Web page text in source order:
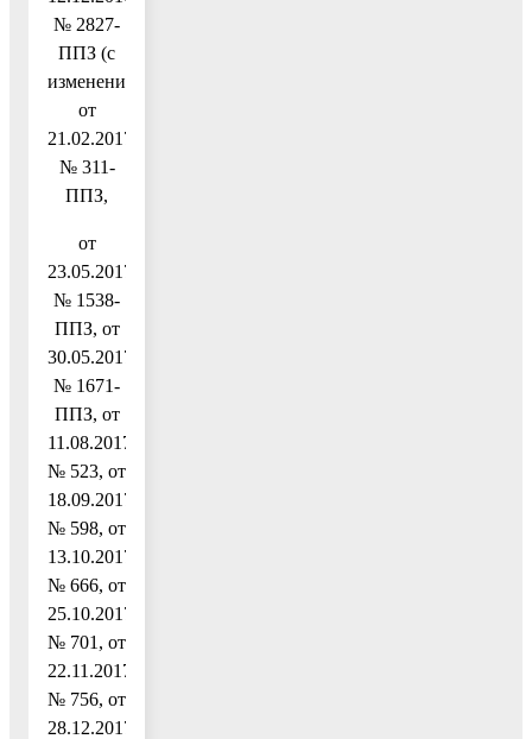
№ 2827-
ППЗ (с
изменениями
от
21.02.2017
№ 311-
ППЗ,
от
23.05.2017
№ 1538-
ППЗ, от
30.05.2017
№ 1671-
ППЗ, от
11.08.2017
№ 523, от
18.09.2017
№ 598, от
13.10.2017
№ 666, от
25.10.2017
№ 701, от
22.11.2017
№ 756, от
28.12.2017